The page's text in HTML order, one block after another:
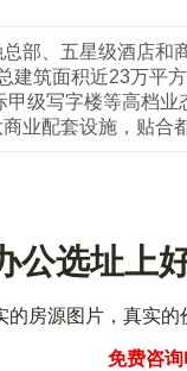
部、五星级酒店和
建筑面积近23万平
级写字楼等高档
业配套设施，贴合
公选址上
房源图片，真实
免费咨询